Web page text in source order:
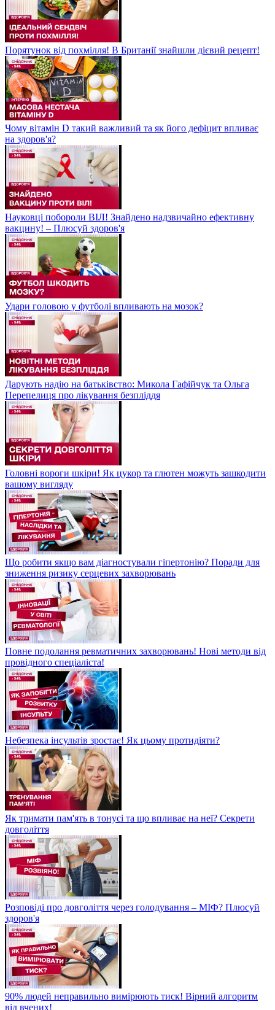
Порятунок від похмілля! В Британії знайшли дієвий рецепт!
Чому вітамін D такий важливий та як його дефіцит впливає
на здоров'я?
Науковці побороли ВІЛ! Знайдено надзвичайно ефективну
вакцину! – Плюсуй здоров'я
Удари головою у футболі впливають на мозок?
Дарують надію на батьківство: Микола Гафійчук та Ольга
Перепелиця про лікування безпліддя
Головні вороги шкіри! Як цукор та глютен можуть зашкодити
вашому вигляду
Що робити якщо вам діагностували гіпертонію? Поради для
зниження ризику серцевих захворювань
Повне подолання ревматичних захворювань! Нові методи від
провідного спеціаліста!
Небезпека інсультів зростає! Як цьому протидіяти?
Як тримати пам'ять в тонусі та що впливає на неї? Секрети
довголіття
Розповіді про довголіття через голодування – МІФ? Плюсуй
здоров'я
90% людей неправильно вимірюють тиск! Вірний алгоритм
від вчених!